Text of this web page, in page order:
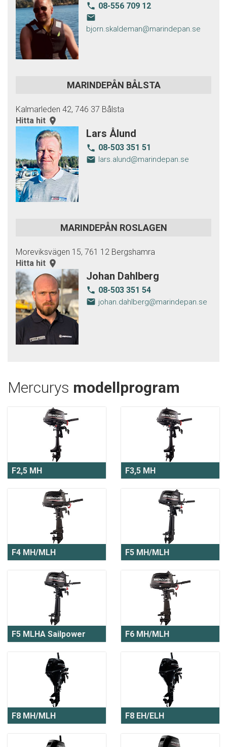
local_phone 08-556 709 12
email
bjorn.skaldeman@marindepan.se
MARINDEPÅN BÅLSTA
Kalmarleden 42, 746 37 Bålsta
Hitta hit room
Lars Ålund
local_phone 08-503 351 51
email lars.alund@marindepan.se
MARINDEPÅN ROSLAGEN
Moreviksvägen 15, 761 12 Bergshamra
Hitta hit room
Johan Dahlberg
local_phone 08-503 351 54
email johan.dahlberg@marindepan.se
Mercurys modellprogram
F2,5 MH F3,5 MH
F4 MH/MLH F5 MH/MLH
F5 MLHA Sailpower F6 MH/MLH
F8 MH/MLH F8 EH/ELH